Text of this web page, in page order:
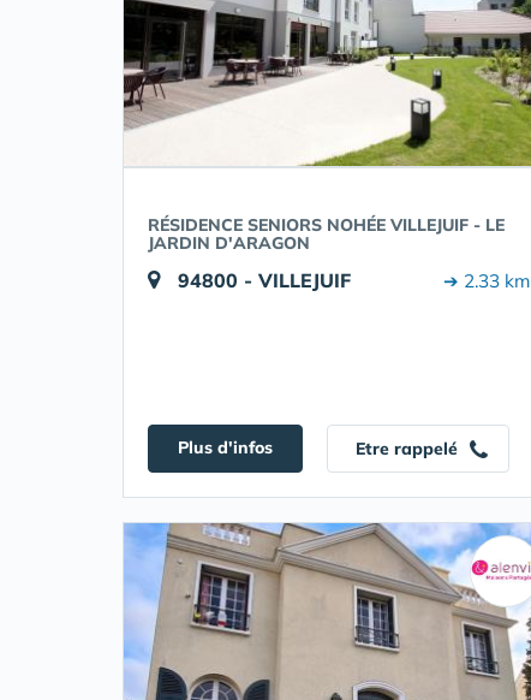
RÉSIDENCE SENIORS NOHÉE VILLEJUIF - LE
JARDIN D'ARAGON
94800 - VILLEJUIF ➔ 2.33 km
Plus d'infos Etre rappelé